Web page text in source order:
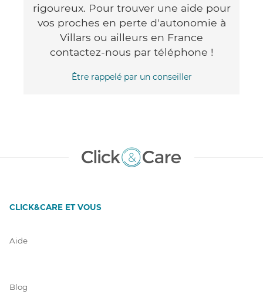
rigoureux. Pour trouver une aide pour
vos proches en perte d'autonomie à
Villars ou ailleurs en France
contactez-nous par téléphone !
Être rappelé par un conseiller
CLICK&CARE ET VOUS
Aide
Blog